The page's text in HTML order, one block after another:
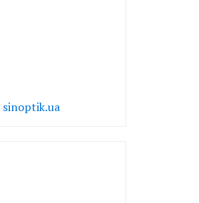
sinoptik.ua